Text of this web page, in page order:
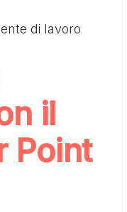
di lavoro
il
Point